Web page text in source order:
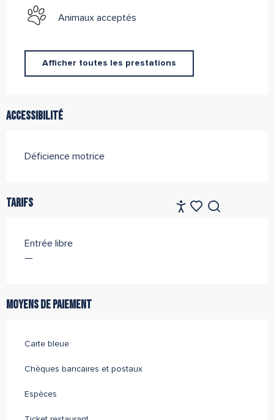
FR
Animaux acceptés
Afficher toutes les prestations
Accessibilité
Déficience motrice
Tarifs
Entrée libre
—
Moyens de paiement
Carte bleue
Chèques bancaires et postaux
Espèces